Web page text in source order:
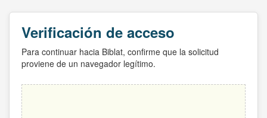
Verificación de acceso
Para continuar hacia Biblat, confirme que la solicitud
proviene de un navegador legítimo.